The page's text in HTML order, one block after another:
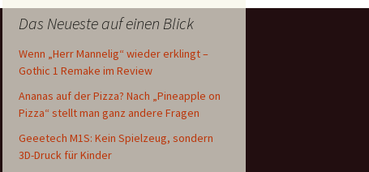
Das Neueste auf einen Blick
Wenn „Herr Mannelig“ wieder erklingt –
Gothic 1 Remake im Review
Ananas auf der Pizza? Nach „Pineapple on
Pizza“ stellt man ganz andere Fragen
Geeetech M1S: Kein Spielzeug, sondern
3D-Druck für Kinder